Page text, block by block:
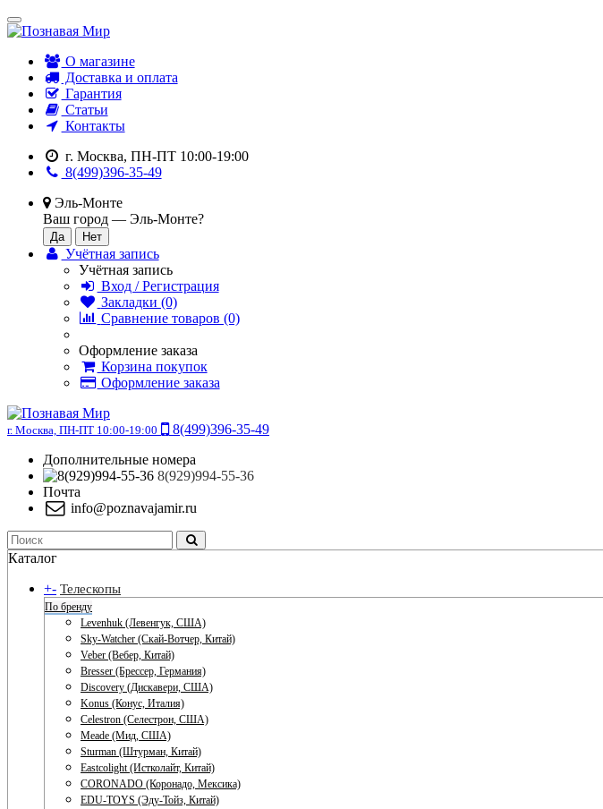
О магазине
Доставка и оплата
Гарантия
Статьи
Контакты
г. Москва, ПН-ПТ 10:00-19:00
8(499)396-35-49
Эль-Монте
Ваш город — Эль-Монте?
Учётная запись
Учётная запись
Вход / Регистрация
Закладки (0)
Сравнение товаров (0)
Оформление заказа
Корзина покупок
Оформление заказа
г. Москва, ПН-ПТ 10:00-19:00
8(499)396-35-49
Дополнительные номера
8(929)994-55-36
Почта
info@poznavajamir.ru
Каталог
+- Телескопы
По бренду
Levenhuk (Левенгук, США)
Sky-Watcher (Скай-Вотчер, Китай)
Veber (Вебер, Китай)
Bresser (Брессер, Германия)
Discovery (Дискавери, США)
Konus (Конус, Италия)
Celestron (Селестрон, США)
Meade (Мид, США)
Sturman (Штурман, Китай)
Eastcolight (Истколайт, Китай)
CORONADO (Коронадо, Мексика)
EDU-TOYS (Эду-Тойз, Китай)